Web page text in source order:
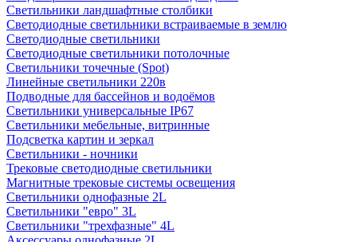
Светильники ландшафтные столбики
Светодиодные светильники встраиваемые в землю
Светодиодные светильники
Светодиодные светильники потолочные
Светильники точечные (Spot)
Линейные светильники 220в
Подводные для бассейнов и водоёмов
Светильники универсальные IP67
Светильники мебельные, витринные
Подсветка картин и зеркал
Светильники - ночники
Трековые светодиодные светильники
Магнитные трековые системы освещения
Светильники однофазные 2L
Светильники "евро" 3L
Светильники "трехфазные" 4L